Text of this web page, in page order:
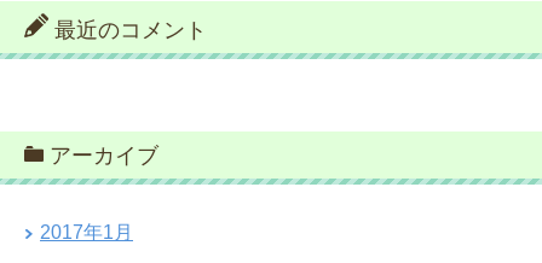
最近のコメント
アーカイブ
2017年1月